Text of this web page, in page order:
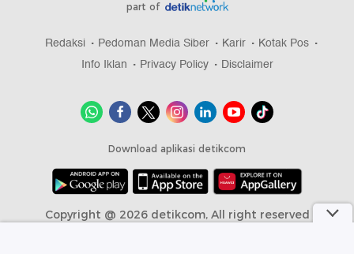
part of
Redaksi Pedoman Media Siber Karir
Kotak Pos
Info Iklan
Privacy Policy Disclaimer
Download aplikasi detikcom
Copyright @ 2026 detikcom, All right reserved